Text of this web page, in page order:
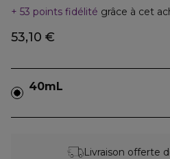
53 points fidélité grâce à cet
53,10 €
40mL
Livraison offerte